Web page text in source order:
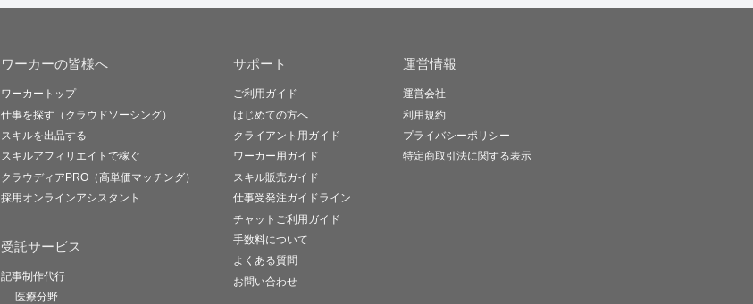
ワーカーの皆様へ
ワーカートップ
仕事を探す（クラウドソーシング）
スキルを出品する
スキルアフィリエイトで稼ぐ
クラウディアPRO（高単価マッチング）
採用オンラインアシスタント
受託サービス
記事制作代行
医療分野
サポート
ご利用ガイド
はじめての方へ
クライアント用ガイド
ワーカー用ガイド
スキル販売ガイド
仕事受発注ガイドライン
チャットご利用ガイド
手数料について
よくある質問
お問い合わせ
運営情報
運営会社
利用規約
プライバシーポリシー
特定商取引法に関する表示